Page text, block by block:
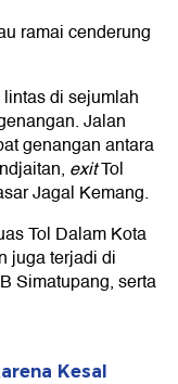
ramai cenderung
di sejumlah
Jalan
genangan antara
exitTol
Jagal Kemang.
Tol Dalam Kota
juga terjadi di
Simatupang, serta
Kesal